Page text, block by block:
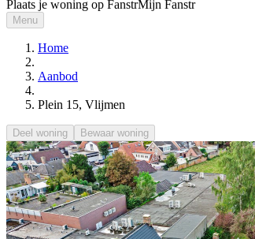
Plaats je woning op FanstrMijn Fanstr
Menu
Home
Aanbod
Plein 15, Vlijmen
Deel woning Bewaar woning